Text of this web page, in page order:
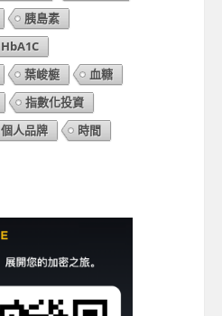
胰島素
HbA1C
葉峻榳
血糖
指數化投資
個人品牌 時間